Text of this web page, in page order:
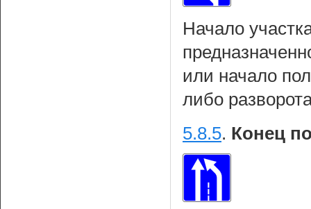
Начало
или начало
либо
5.8.5. Конец